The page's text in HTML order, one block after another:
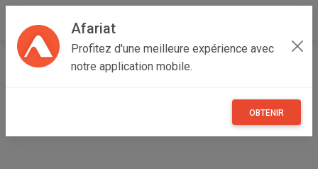
Afariat
Profitez d'une meilleure expérience avec
notre application mobile.
OBTENIR
Accueil Véhicules Grand Tunis